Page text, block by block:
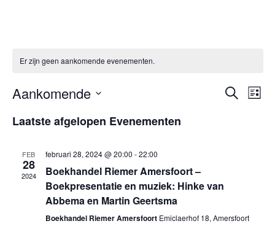
Er zijn geen aankomende evenementen.
Zoeken
Lijst
Aankomende
een
Laatste afgelopen Evenementen
FEB
28
2024
februari 28, 2024 @ 20:00 -22:00
Boekhandel Riemer Amersfoort –
Boekpresentatie en muziek: Hinke van
Abbema en Martin Geertsma
Boekhandel Riemer Amersfoort Emiclaerhof 18, Amersfoort